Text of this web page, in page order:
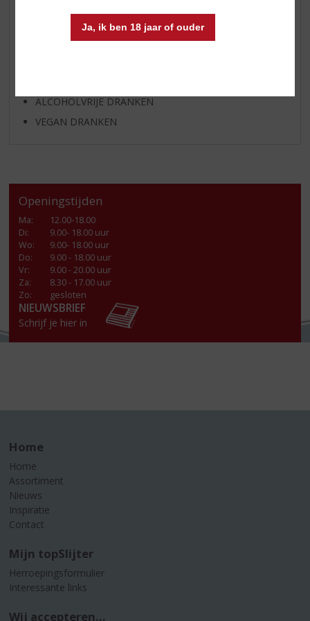
Ja, ik ben 18 jaar of ouder
GLASWERK
GESCHENKVERPAKKING
ALCOHOLVRIJE DRANKEN
VEGAN DRANKEN
Openingstijden
Ma:
12.00-18.00
Di:
9.00- 18.00 uur
Wo:
9.00- 18.00 uur
Do:
9.00 - 18.00 uur
Vr:
9.00 - 20.00 uur
Za:
8.30 - 17.00 uur
Zo:
gesloten
NIEUWSBRIEF
Schrijf je hier in
Home
Home
Assortiment
Nieuws
Inspiratie
Contact
Mijn topSlijter
Herroepingsformulier
Interessante links
Wij accepteren...